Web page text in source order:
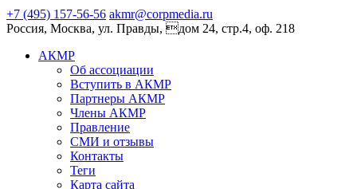
+7 (495) 157-56-56 akmr@corpmedia.ru
Россия, Москва, ул. Правды, дом 24, стр.4, оф. 218
АКМР
Об ассоциации
Вступить в АКМР
Партнеры АКМР
Члены АКМР
Правление
СМИ и отзывы
Контакты
Теги
Карта сайта